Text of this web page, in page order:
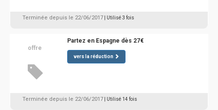
Terminée depuis le 22/06/2017 | Utilisé 3 fois
offre
Partez en Espagne dès 27€
vers la réduction
Terminée depuis le 22/06/2017 | Utilisé 14 fois